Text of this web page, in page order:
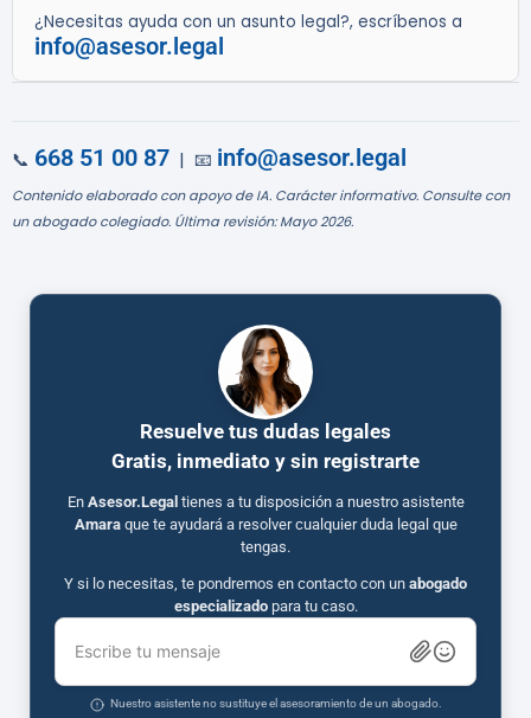
¿Necesitas ayuda con un asunto legal?, escríbenos a
info@asesor.legal
📞 668 51 00 87 | 📧 info@asesor.legal
Contenido elaborado con apoyo de IA. Carácter informativo. Consulte con
un abogado colegiado. Última revisión: Mayo 2026.
Resuelve tus dudas legales
Gratis, inmediato y sin registrarte
En Asesor.Legal tienes a tu disposición a nuestro asistente
Amaraque te ayudará a resolver cualquier duda legal que
tengas.
Y si lo necesitas, te pondremos en contacto con un abogado
especializadopara tu caso.
Escribe tu mensaje
Nuestro asistente no sustituye el asesoramiento de un abogado.